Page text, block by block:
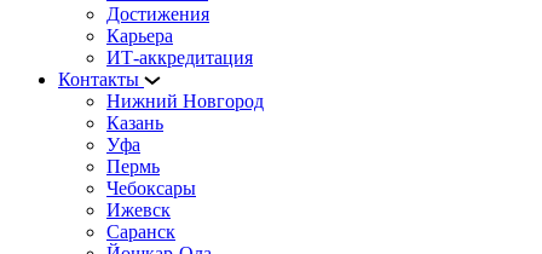
Достижения
Карьера
ИТ-аккредитация
Контакты
Нижний Новгород
Казань
Уфа
Пермь
Чебоксары
Ижевск
Саранск